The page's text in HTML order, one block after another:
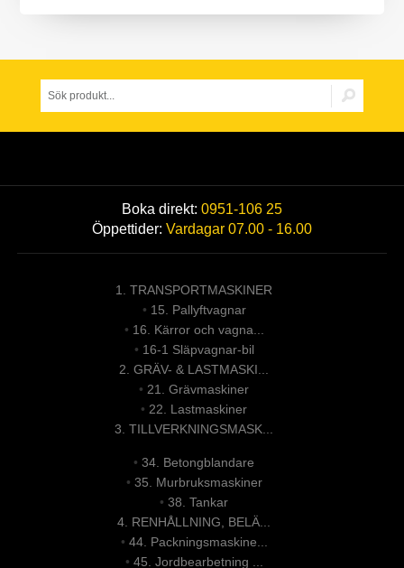
Boka direkt: 0951-106 25
Öppettider: Vardagar 07.00 - 16.00
1. TRANSPORTMASKINER
• 15. Pallyftvagnar
• 16. Kärror och vagna...
• 16-1 Släpvagnar-bil
2. GRÄV- & LASTMASKI...
• 21. Grävmaskiner
• 22. Lastmaskiner
3. TILLVERKNINGSMASK...
•34. Betongblandare
• 35. Murbruksmaskiner
•38. Tankar
4. RENHÅLLNING, BELÄ...
• 44. Packningsmaskine...
• 45. Jordbearbetning ...